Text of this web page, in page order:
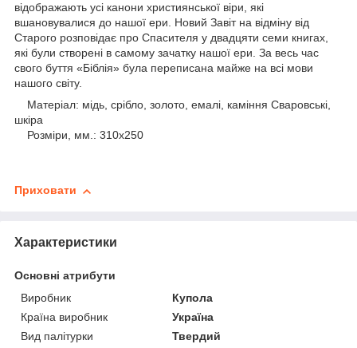
відображають усі канони християнської віри, які
вшановувалися до нашої ери. Новий Завіт на відміну від
Старого розповідає про Спасителя у двадцяти семи книгах,
які були створені в самому зачатку нашої ери. За весь час
свого буття «Біблія» була переписана майже на всі мови
нашого світу.
Матеріал: мідь, срібло, золото, емалі, каміння Сваровські,
шкіра
Розміри, мм.: 310х250
Приховати
Характеристики
Основні атрибути
Виробник
Купола
Країна виробник
Україна
Вид палітурки
Твердий